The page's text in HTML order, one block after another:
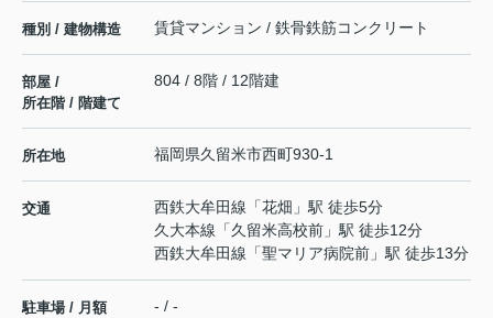
種別 / 建物構造 賃貸マンション / 鉄骨鉄筋コンクリート
部屋 /
所在階 / 階建て
804 / 8階 / 12階建
所在地 福岡県久留米市西町930-1
交通 西鉄大牟田線 「花畑 」駅 徒歩5分
久大本線 「久留米高校前 」駅 徒歩12分
西鉄大牟田線 「聖マリア病院前 」駅 徒歩13分
駐車場 / 月額 - / -